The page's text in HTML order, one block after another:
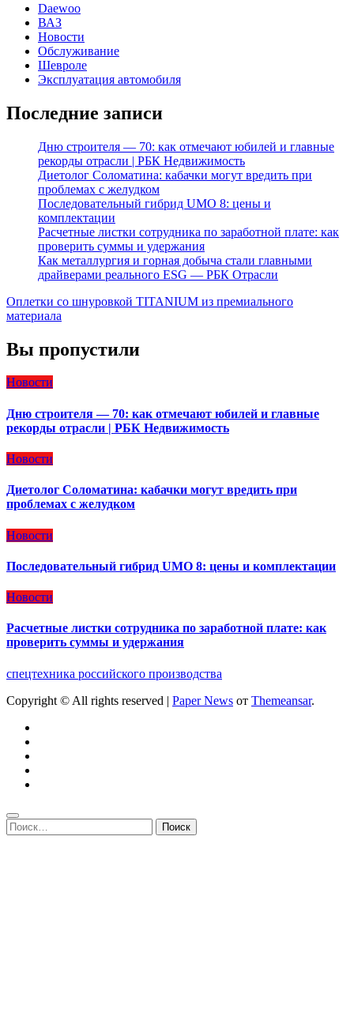
Daewoo
ВАЗ
Новости
Обслуживание
Шевроле
Эксплуатация автомобиля
Последние записи
Дню строителя — 70: как отмечают юбилей и главные
рекорды отрасли | РБК Недвижимость
Диетолог Соломатина: кабачки могут вредить при
проблемах с желудком
Последовательный гибрид UMO 8: цены и
комплектации
Расчетные листки сотрудника по заработной плате: как
проверить суммы и удержания
Как металлургия и горная добыча стали главными
драйверами реального ESG — РБК Отрасли
Оплетки со шнуровкой TITANIUM из премиального
материала
Вы пропустили
Новости
Дню строителя — 70: как отмечают юбилей и главные
рекорды отрасли | РБК Недвижимость
Новости
Диетолог Соломатина: кабачки могут вредить при
проблемах с желудком
Новости
Последовательный гибрид UMO 8: цены и комплектации
Новости
Расчетные листки сотрудника по заработной плате: как
проверить суммы и удержания
спецтехника российского производства
Copyright © All rights reserved | Paper News от Themeansar.
Найти: